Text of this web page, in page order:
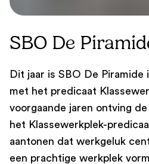
SBO De
Dit jaar is SBO De Piramide
met het predicaat
voorgaande jaren ontving
het Klassewerkplek-
aantonen dat werkgeluk
een prachtige werkplek